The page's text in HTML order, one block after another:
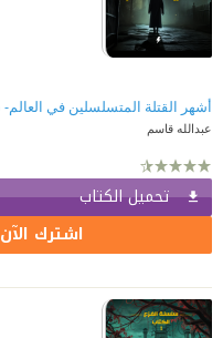
عبدالله قاسم
تحميل الكتاب
اشترك الآن